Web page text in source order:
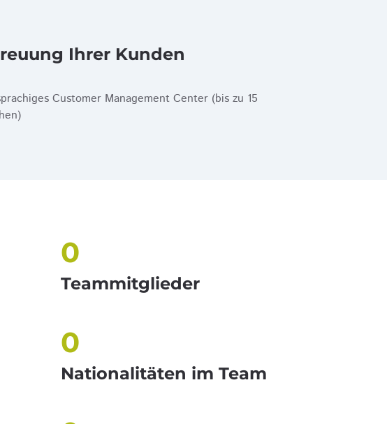
Ihrer Kunden
Customer Management Center (bis zu 15
0
Teammitglieder
0
Nationalitäten im Team